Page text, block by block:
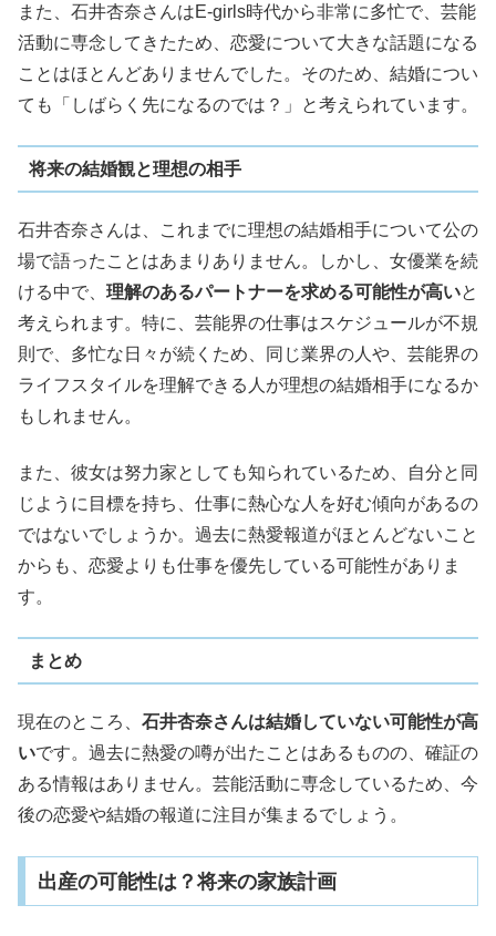
また、石井杏奈さんはE-girls時代から非常に多忙で、芸能
活動に専念してきたため、恋愛について大きな話題になる
ことはほとんどありませんでした。そのため、結婚につい
ても「しばらく先になるのでは？」と考えられています。
将来の結婚観と理想の相手
石井杏奈さんは、これまでに理想の結婚相手について公の
場で語ったことはあまりありません。しかし、女優業を続
ける中で、 理解のあるパートナーを求める可能性が高いと
考えられます。特に、芸能界の仕事はスケジュールが不規
則で、多忙な日々が続くため、同じ業界の人や、芸能界の
ライフスタイルを理解できる人が理想の結婚相手になるか
もしれません。
また、彼女は努力家としても知られているため、自分と同
じように目標を持ち、仕事に熱心な人を好む傾向があるの
ではないでしょうか。過去に熱愛報道がほとんどないこと
からも、恋愛よりも仕事を優先している可能性がありま
す。
まとめ
現在のところ、 石井杏奈さんは結婚していない可能性が高
いです。過去に熱愛の噂が出たことはあるものの、確証の
ある情報はありません。芸能活動に専念しているため、今
後の恋愛や結婚の報道に注目が集まるでしょう。
出産の可能性は？将来の家族計画